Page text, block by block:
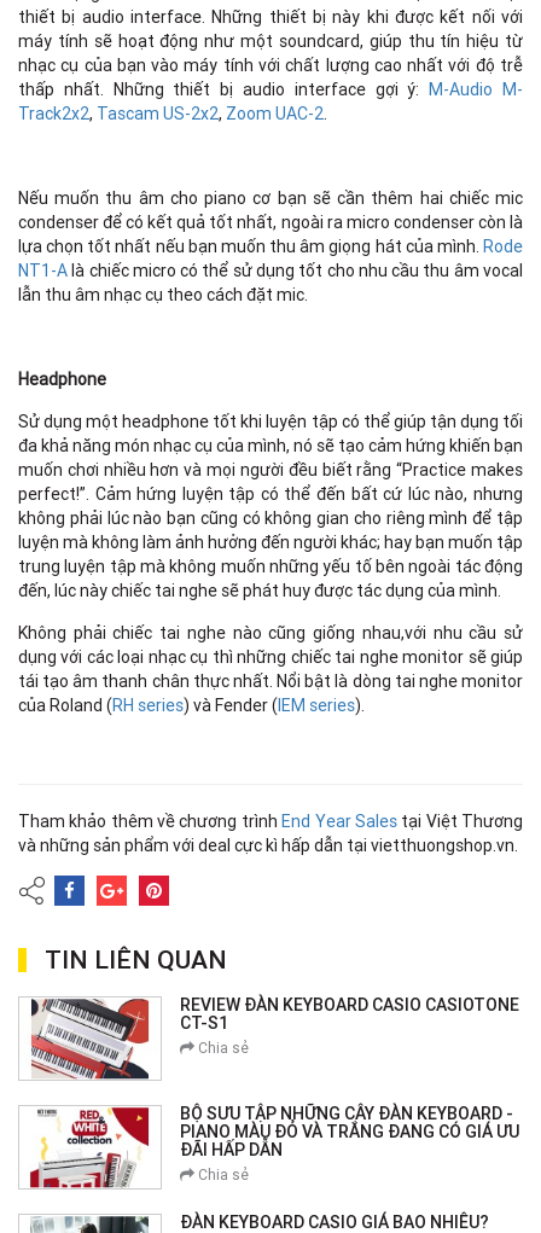
thiết bị audio interface. Những thiết bị này khi được kết nối với
máy tính sẽ hoạt động như một soundcard, giúp thu tín hiệu từ
nhạc cụ của bạn vào máy tính với chất lượng cao nhất với độ trễ
thấp nhất. Những thiết bị audio interface gợi ý: M-Audio M-
Track2x2, Tascam US-2x2, Zoom UAC-2.
Nếu muốn thu âm cho piano cơ bạn sẽ cần thêm hai chiếc mic
condenser để có kết quả tốt nhất, ngoài ra micro condenser còn là
lựa chọn tốt nhất nếu bạn muốn thu âm giọng hát của mình. Rode
NT1-A là chiếc micro có thể sử dụng tốt cho nhu cầu thu âm vocal
lẫn thu âm nhạc cụ theo cách đặt mic.
Headphone
Sử dụng một headphone tốt khi luyện tập có thể giúp tận dụng tối
đa khả năng món nhạc cụ của mình, nó sẽ tạo cảm hứng khiến bạn
muốn chơi nhiều hơn và mọi người đều biết rằng “Practice makes
perfect!”. Cảm hứng luyện tập có thể đến bất cứ lúc nào, nhưng
không phải lúc nào bạn cũng có không gian cho riêng mình để tập
luyện mà không làm ảnh hưởng đến người khác; hay bạn muốn tập
trung luyện tập mà không muốn những yếu tố bên ngoài tác động
đến, lúc này chiếc tai nghe sẽ phát huy được tác dụng của mình.
Không phải chiếc tai nghe nào cũng giống nhau,với nhu cầu sử
dụng với các loại nhạc cụ thì những chiếc tai nghe monitor sẽ giúp
tái tạo âm thanh chân thực nhất. Nổi bật là dòng tai nghe monitor
của Roland (RH series) và Fender ( IEM series).
Tham khảo thêm về chương trình End Year Salestại Việt Thương
và những sản phẩm với deal cực kì hấp dẫn tại vietthuongshop.vn.
TIN LIÊN QUAN
REVIEW ĐÀN KEYBOARD CASIO CASIOTONE
CT-S1
Chia sẻ
BỘ SƯU TẬP NHỮNG CÂY ĐÀN KEYBOARD -
PIANO MÀU ĐỎ VÀ TRẮNG ĐANG CÓ GIÁ ƯU
ĐÃI HẤP DẪN
Chia sẻ
ĐÀN KEYBOARD CASIO GIÁ BAO NHIÊU?